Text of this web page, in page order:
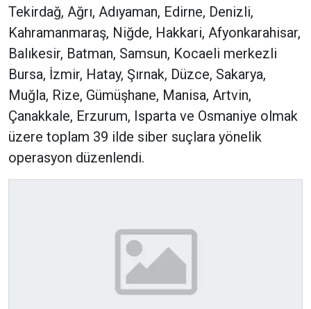
Tekirdağ, Ağrı, Adıyaman, Edirne, Denizli,
Kahramanmaraş, Niğde, Hakkari, Afyonkarahisar,
Balıkesir, Batman, Samsun, Kocaeli merkezli
Bursa, İzmir, Hatay, Şırnak, Düzce, Sakarya,
Muğla, Rize, Gümüşhane, Manisa, Artvin,
Çanakkale, Erzurum, Isparta ve Osmaniye olmak
üzere toplam 39 ilde siber suçlara yönelik
operasyon düzenlendi.